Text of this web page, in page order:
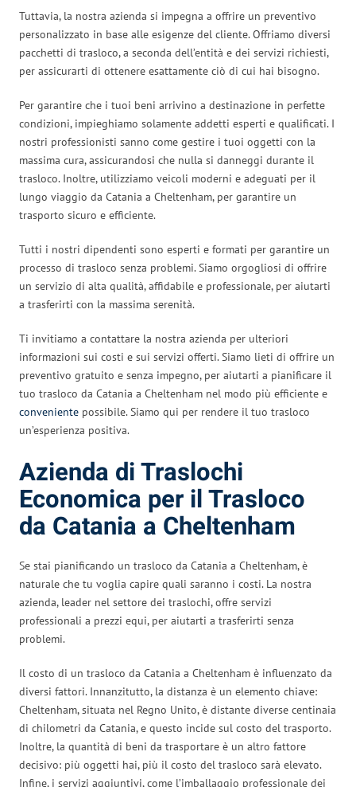
Tuttavia, la nostra azienda si impegna a offrire un preventivo
personalizzato in base alle esigenze del cliente. Offriamo diversi
pacchetti di trasloco, a seconda dell’entità e dei servizi richiesti,
per assicurarti di ottenere esattamente ciò di cui hai bisogno.
Per garantire che i tuoi beni arrivino a destinazione in perfette
condizioni, impieghiamo solamente addetti esperti e qualificati. I
nostri professionisti sanno come gestire i tuoi oggetti con la
massima cura, assicurandosi che nulla si danneggi durante il
trasloco. Inoltre, utilizziamo veicoli moderni e adeguati per il
lungo viaggio da Catania a Cheltenham, per garantire un
trasporto sicuro e efficiente.
Tutti i nostri dipendenti sono esperti e formati per garantire un
processo di trasloco senza problemi. Siamo orgogliosi di offrire
un servizio di alta qualità, affidabile e professionale, per aiutarti
a trasferirti con la massima serenità.
Ti invitiamo a contattare la nostra azienda per ulteriori
informazioni sui costi e sui servizi offerti. Siamo lieti di offrire un
preventivo gratuito e senza impegno, per aiutarti a pianificare il
tuo trasloco da Catania a Cheltenham nel modo più efficiente e
conveniente possibile. Siamo qui per rendere il tuo trasloco
un’esperienza positiva.
Azienda di Traslochi
Economica per il Trasloco
da Catania a Cheltenham
Se stai pianificando un trasloco da Catania a Cheltenham, è
naturale che tu voglia capire quali saranno i costi. La nostra
azienda, leader nel settore dei traslochi, offre servizi
professionali a prezzi equi, per aiutarti a trasferirti senza
problemi.
Il costo di un trasloco da Catania a Cheltenham è influenzato da
diversi fattori. Innanzitutto, la distanza è un elemento chiave:
Cheltenham, situata nel Regno Unito, è distante diverse centinaia
di chilometri da Catania, e questo incide sul costo del trasporto.
Inoltre, la quantità di beni da trasportare è un altro fattore
decisivo: più oggetti hai, più il costo del trasloco sarà elevato.
Infine, i servizi aggiuntivi, come l’imballaggio professionale dei